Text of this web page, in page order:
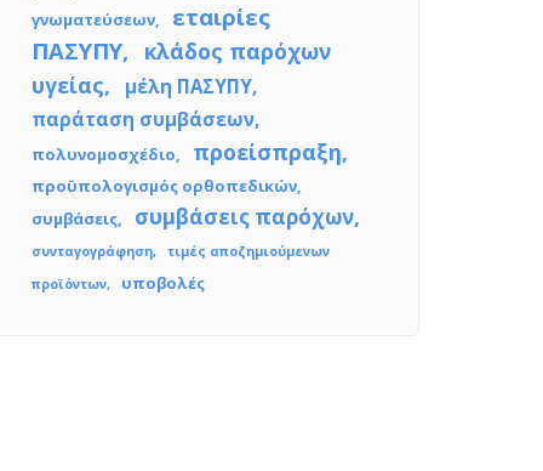
γνωματεύσεων
εταιρίες
ΠΑΣΥΠΥ
κλάδος παρόχων
υγείας
μέλη ΠΑΣΥΠΥ
παράταση συμβάσεων
πολυνομοσχέδιο προείσπραξη
προϋπολογισμός ορθοπεδικών
συμβάσεις
συμβάσεις παρόχων
συνταγογράφηση
τιμές αποζημιούμενων
προϊόντων
υποβολές